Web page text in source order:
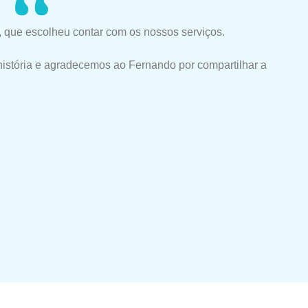
escolheu contar com os nossos serviços.
e agradecemos ao Fernando por compartilhar a